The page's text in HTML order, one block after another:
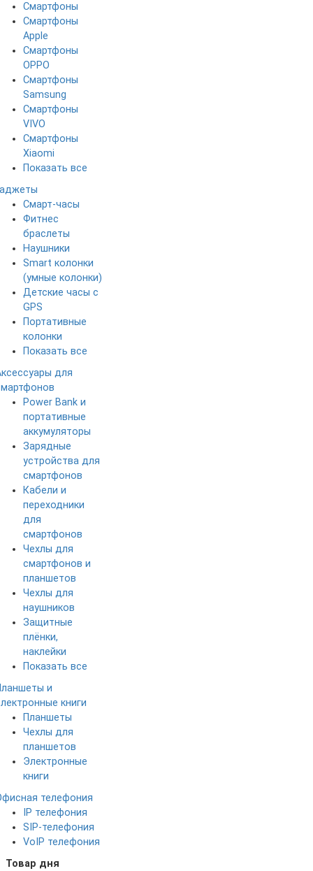
Смартфоны
Смартфоны
Apple
Смартфоны
OPPO
Смартфоны
Samsung
Смартфоны
VIVO
Смартфоны
Xiaomi
Показать все
Смарт-часы
Фитнес
браслеты
Наушники
Smart колонки
(умные колонки)
Детские часы с
GPS
Портативные
колонки
Показать все
для
Power Bank и
портативные
аккумуляторы
Зарядные
устройства для
смартфонов
Кабели и
переходники
для
смартфонов
Чехлы для
смартфонов и
планшетов
Чехлы для
наушников
Защитные
плёнки,
наклейки
Показать все
и
книги
Планшеты
Чехлы для
планшетов
Электронные
книги
телефония
IP телефония
SIP-телефония
VoIP телефония
Товар дня